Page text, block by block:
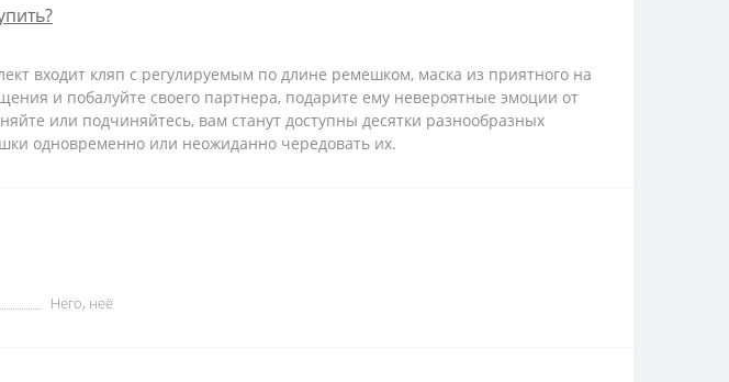
входит кляп с регулируемым по длине ремешком, маска из приятного на
и побалуйте своего партнера, подарите ему невероятные эмоции от
или подчиняйтесь, вам станут доступны десятки разнообразных
одновременно или неожиданно чередовать их.
Него, неё